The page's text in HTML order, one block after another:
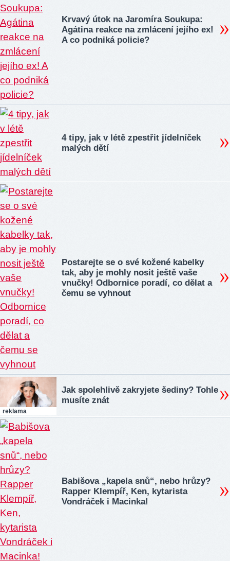
Krvavý útok na Jaromíra Soukupa:
Agátina reakce na zmlácení jejího ex!
A co podniká policie?
4 tipy, jak v létě zpestřit jídelníček
malých dětí
Postarejte se o své kožené kabelky
tak, aby je mohly nosit ještě vaše
vnučky! Odbornice poradí, co dělat a
čemu se vyhnout
reklama
Jak spolehlivě zakryjete šediny? Tohle
musíte znát
Babišova „kapela snů“, nebo hrůzy?
Rapper Klempíř, Ken, kytarista
Vondráček i Macinka!